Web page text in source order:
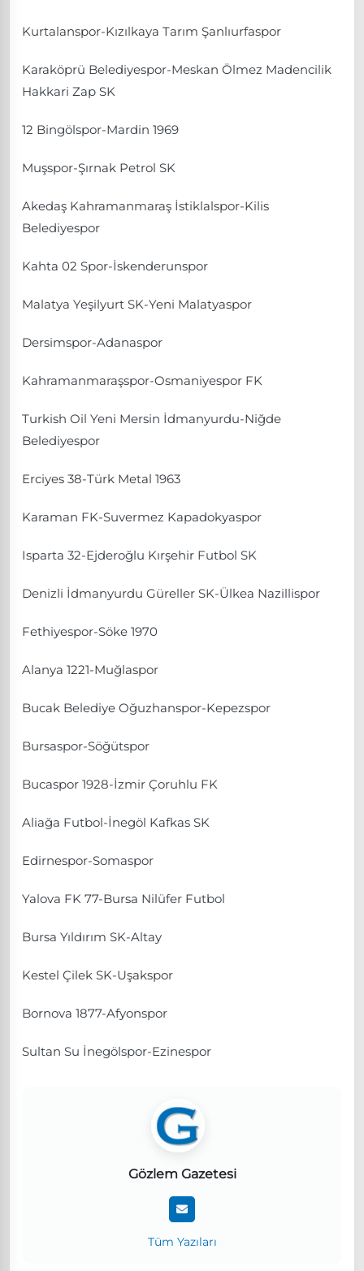
Kurtalanspor-Kızılkaya Tarım Şanlıurfaspor
Karaköprü Belediyespor-Meskan Ölmez Madencilik
Hakkari Zap SK
12 Bingölspor-Mardin 1969
Muşspor-Şırnak Petrol SK
Akedaş Kahramanmaraş İstiklalspor-Kilis
Belediyespor
Kahta 02 Spor-İskenderunspor
Malatya Yeşilyurt SK-Yeni Malatyaspor
Dersimspor-Adanaspor
Kahramanmaraşspor-Osmaniyespor FK
Turkish Oil Yeni Mersin İdmanyurdu-Niğde
Belediyespor
Erciyes 38-Türk Metal 1963
Karaman FK-Suvermez Kapadokyaspor
Isparta 32-Ejderoğlu Kırşehir Futbol SK
Denizli İdmanyurdu Güreller SK-Ülkea Nazillispor
Fethiyespor-Söke 1970
Alanya 1221-Muğlaspor
Bucak Belediye Oğuzhanspor-Kepezspor
Bursaspor-Söğütspor
Bucaspor 1928-İzmir Çoruhlu FK
Aliağa Futbol-İnegöl Kafkas SK
Edirnespor-Somaspor
Yalova FK 77-Bursa Nilüfer Futbol
Bursa Yıldırım SK-Altay
Kestel Çilek SK-Uşakspor
Bornova 1877-Afyonspor
Sultan Su İnegölspor-Ezinespor
Gözlem Gazetesi
Tüm Yazıları